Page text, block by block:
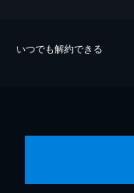
いつでも解約できる